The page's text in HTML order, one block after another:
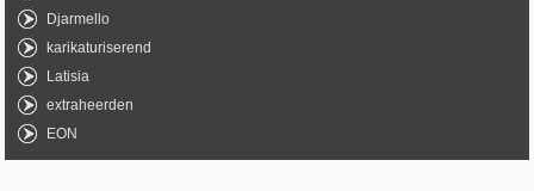
Djarmello
karikaturiserend
Latisia
extraheerden
EON